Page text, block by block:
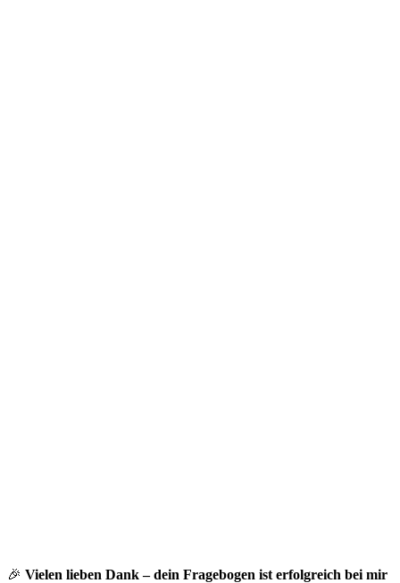
🎉 Vielen lieben Dank – dein Fragebogen ist erfolgreich bei mir